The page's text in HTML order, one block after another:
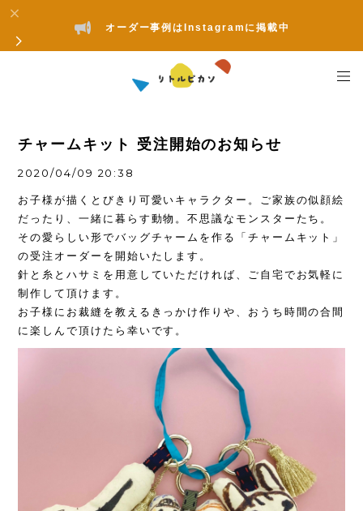
オーダー事例はInstagramに掲載中
チャームキット 受注開始のお知らせ
2020/04/09 20:38
お子様が描くとびきり可愛いキャラクター。ご家族の似顔絵
だったり、一緒に暮らす動物。不思議なモンスターたち。
その愛らしい形でバッグチャームを作る「チャームキット」
の受注オーダーを開始いたします。
針と糸とハサミを用意していただければ、ご自宅でお気軽に
制作して頂けます。
お子様にお裁縫を教えるきっかけ作りや、おうち時間の合間
に楽しんで頂けたら幸いです。